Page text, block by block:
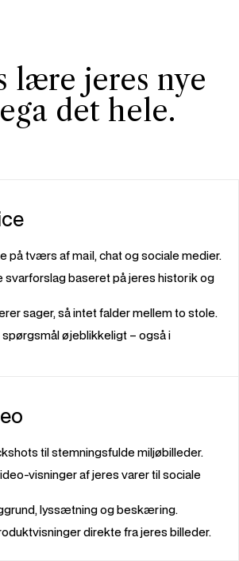
lære jeres nye
det hele.
på tværs af mail, chat og sociale medier.
baseret på jeres historik og
sager, så intet falder mellem to stole.
øjeblikkeligt – også i
til stemningsfulde miljøbilleder.
visninger af jeres varer til sociale
lyssætning og beskæring.
direkte fra jeres billeder.